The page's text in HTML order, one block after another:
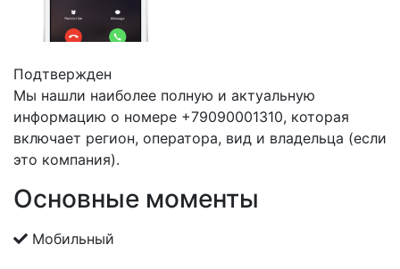
Подтвержден
Мы нашли наиболее полную и актуальную
информацию о номере +79090001310, которая
включает регион, оператора, вид и владельца (если
это компания).
Основные моменты
Мобильный